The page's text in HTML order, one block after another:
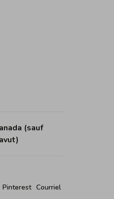
(sauf
Pinterest Courriel